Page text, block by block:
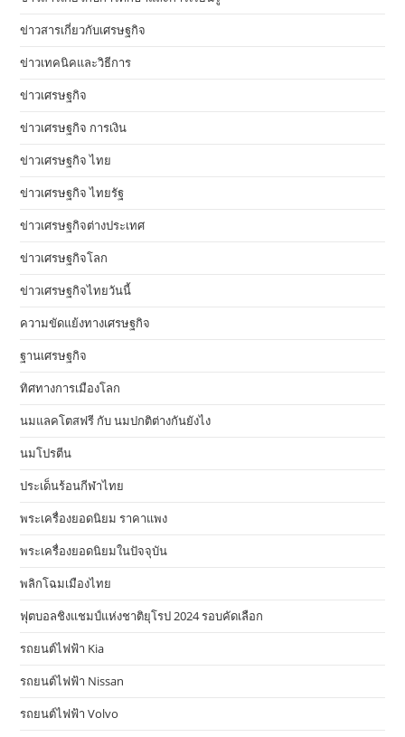
ข่าวสารเกี่ยวกับเศรษฐกิจ
ข่าวเทคนิคและวิธีการ
ข่าวเศรษฐกิจ
ข่าวเศรษฐกิจ การเงิน
ข่าวเศรษฐกิจ ไทย
ข่าวเศรษฐกิจ ไทยรัฐ
ข่าวเศรษฐกิจต่างประเทศ
ข่าวเศรษฐกิจโลก
ข่าวเศรษฐกิจไทยวันนี้
ความขัดแย้งทางเศรษฐกิจ
ฐานเศรษฐกิจ
ทิศทางการเมืองโลก
นมแลคโตสฟรี กับ นมปกติต่างกันยังไง
นมโปรตีน
ประเด็นร้อนกีฬาไทย
พระเครื่องยอดนิยม ราคาแพง
พระเครื่องยอดนิยมในปัจจุบัน
พลิกโฉมเมืองไทย
ฟุตบอลชิงแชมป์แห่งชาติยุโรป 2024 รอบคัดเลือก
รถยนต์ไฟฟ้า Kia
รถยนต์ไฟฟ้า Nissan
รถยนต์ไฟฟ้า Volvo